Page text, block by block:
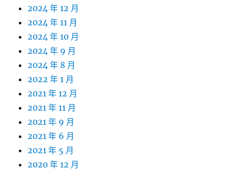
2024 年 12 月
2024 年 11 月
2024 年 10 月
2024 年 9 月
2024 年 8 月
2022 年 1 月
2021 年 12 月
2021 年 11 月
2021 年 9 月
2021 年 6 月
2021 年 5 月
2020 年 12 月